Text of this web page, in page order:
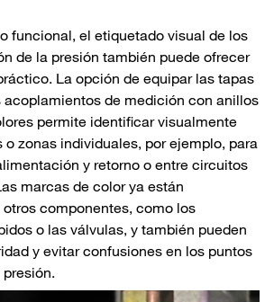
funcional, el etiquetado visual de los
de la presión también puede ofrecer
La opción de equipar las tapas
acoplamientos de medición con anillos
permite identificar visualmente
zonas individuales, por ejemplo, para
y retorno o entre circuitos
marcas de color ya están
componentes, como los
o las válvulas, y también pueden
y evitar confusiones en los puntos